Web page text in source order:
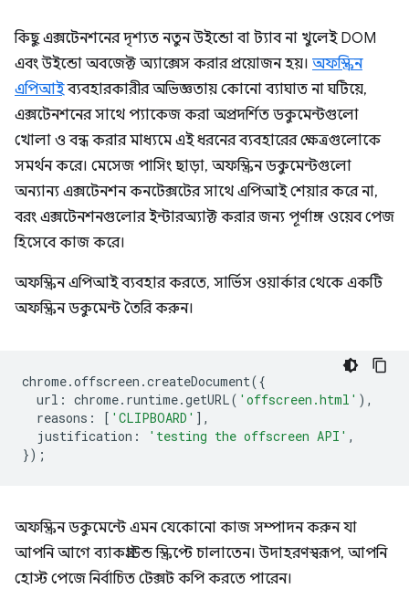
কিছু এক্সটেনশনের দৃশ্যত নতুন উইন্ডো বা ট্যাব না খুলেই DOM
এবং উইন্ডো অবজেক্ট অ্যাক্সেস করার প্রয়োজন হয়। অফস্ক্রিন
এপিআইব্যবহারকারীর অভিজ্ঞতায় কোনো ব্যাঘাত না ঘটিয়ে,
এক্সটেনশনের সাথে প্যাকেজ করা অপ্রদর্শিত ডকুমেন্টগুলো
খোলা ও বন্ধ করার মাধ্যমে এই ধরনের ব্যবহারের ক্ষেত্রগুলোকে
সমর্থন করে। মেসেজ পাসিং ছাড়া, অফস্ক্রিন ডকুমেন্টগুলো
অন্যান্য এক্সটেনশন কনটেক্সটের সাথে এপিআই শেয়ার করে না,
বরং এক্সটেনশনগুলোর ইন্টারঅ্যাক্ট করার জন্য পূর্ণাঙ্গ ওয়েব পেজ
হিসেবে কাজ করে।
অফস্ক্রিন এপিআই ব্যবহার করতে, সার্ভিস ওয়ার্কার থেকে একটি
অফস্ক্রিন ডকুমেন্ট তৈরি করুন।
chrome.offscreen .createDocument({
url : chrome. runtime.getURL( 'offscreen.html' ),
reasons : [ 'CLIPBOARD' ],
justification : 'testing the offscreen API' ,
});
অফস্ক্রিন ডকুমেন্টে এমন যেকোনো কাজ সম্পাদন করুন যা
আপনি আগে ব্যাকগ্রাউন্ড স্ক্রিপ্টে চালাতেন। উদাহরণস্বরূপ, আপনি
হোস্ট পেজে নির্বাচিত টেক্সট কপি করতে পারেন।